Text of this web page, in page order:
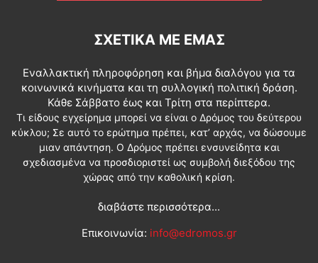
ΣΧΕΤΙΚΆ ΜΕ ΕΜΆΣ
Εναλλακτική πληροφόρηση και βήμα διαλόγου για τα
κοινωνικά κινήματα και τη συλλογική πολιτική δράση.
Κάθε Σάββατο έως και Τρίτη στα περίπτερα.
Τι είδους εγχείρημα μπορεί να είναι ο Δρόμος του δεύτερου
κύκλου; Σε αυτό το ερώτημα πρέπει, κατ’ αρχάς, να δώσουμε
μιαν απάντηση. Ο Δρόμος πρέπει ενσυνείδητα και
σχεδιασμένα να προσδιοριστεί ως συμβολή διεξόδου της
χώρας από την καθολική κρίση.
διαβάστε περισσότερα...
Επικοινωνία: info@edromos.gr